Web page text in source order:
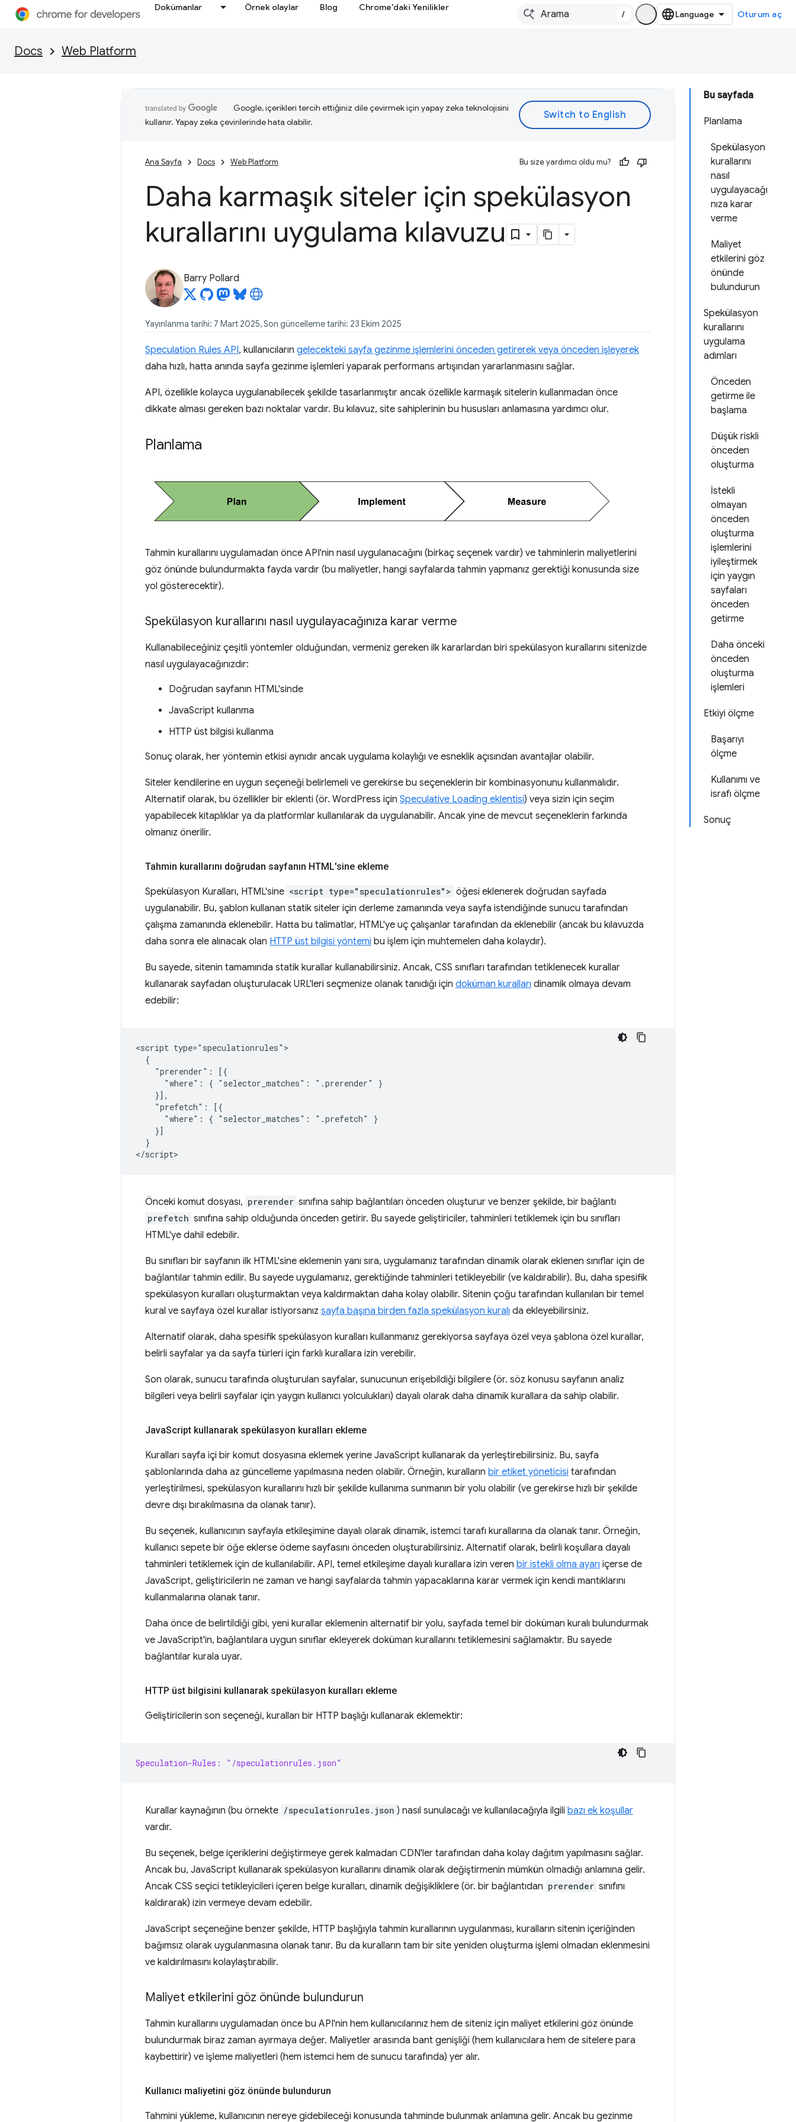
Dokümanlar Örnek olaylar Blog Chrome'daki Yenilikler
/ Oturum aç
Docs Web Platform
Bu sayfada
Planlama
Spekülasyon
kurallarını
nasıl
uygulayacağı
nıza karar
verme
Maliyet
etkilerini göz
önünde
bulundurun
Spekülasyon
kurallarını
uygulama
adımları
Önceden
getirme ile
başlama
Düşük riskli
önceden
oluşturma
İstekli
olmayan
önceden
oluşturma
işlemlerini
iyileştirmek
için yaygın
sayfaları
önceden
getirme
Daha önceki
önceden
oluşturma
işlemleri
Etkiyi ölçme
Başarıyı
ölçme
Kullanımı ve
israfı ölçme
Sonuç
Google, içerikleri tercih ettiğiniz dile çevirmek için yapay zeka teknolojisini
kullanır. Yapay zeka çevirilerinde hata olabilir.
Ana Sayfa Docs Web Platform Bu size yardımcı oldu mu?
Daha karmaşık siteler için spekülasyon
kurallarını uygulama kılavuzu
Barry Pollard
Yayınlanma tarihi: 7 Mart 2025, Son güncelleme tarihi: 23 Ekim 2025
Speculation Rules API, kullanıcıların gelecekteki sayfa gezinme işlemlerini önceden getirerek veya önceden işleyerek
daha hızlı, hatta anında sayfa gezinme işlemleri yaparak performans artışından yararlanmasını sağlar.
API, özellikle kolayca uygulanabilecek şekilde tasarlanmıştır ancak özellikle karmaşık sitelerin kullanmadan önce
dikkate alması gereken bazı noktalar vardır. Bu kılavuz, site sahiplerinin bu hususları anlamasına yardımcı olur.
Planlama
Tahmin kurallarını uygulamadan önce API'nin nasıl uygulanacağını (birkaç seçenek vardır) ve tahminlerin maliyetlerini
göz önünde bulundurmakta fayda vardır (bu maliyetler, hangi sayfalarda tahmin yapmanız gerektiği konusunda size
yol gösterecektir).
Spekülasyon kurallarını nasıl uygulayacağınıza karar verme
Kullanabileceğiniz çeşitli yöntemler olduğundan, vermeniz gereken ilk kararlardan biri spekülasyon kurallarını sitenizde
nasıl uygulayacağınızdır:
Doğrudan sayfanın HTML'sinde
JavaScript kullanma
HTTP üst bilgisi kullanma
Sonuç olarak, her yöntemin etkisi aynıdır ancak uygulama kolaylığı ve esneklik açısından avantajlar olabilir.
Siteler kendilerine en uygun seçeneği belirlemeli ve gerekirse bu seçeneklerin bir kombinasyonunu kullanmalıdır.
Alternatif olarak, bu özellikler bir eklenti (ör. WordPress için Speculative Loading eklentisi) veya sizin için seçim
yapabilecek kitaplıklar ya da platformlar kullanılarak da uygulanabilir. Ancak yine de mevcut seçeneklerin farkında
olmanız önerilir.
Tahmin kurallarını doğrudan sayfanın HTML'sine ekleme
Spekülasyon Kuralları, HTML'sine <script type="speculationrules"> öğesi eklenerek doğrudan sayfada
uygulanabilir. Bu, şablon kullanan statik siteler için derleme zamanında veya sayfa istendiğinde sunucu tarafından
çalışma zamanında eklenebilir. Hatta bu talimatlar, HTML'ye uç çalışanlar tarafından da eklenebilir (ancak bu kılavuzda
daha sonra ele alınacak olan HTTP üst bilgisi yöntemi bu işlem için muhtemelen daha kolaydır).
Bu sayede, sitenin tamamında statik kurallar kullanabilirsiniz. Ancak, CSS sınıfları tarafından tetiklenecek kurallar
kullanarak sayfadan oluşturulacak URL'leri seçmenize olanak tanıdığı için doküman kuralları dinamik olmaya devam
edebilir:
<script type="speculationrules">
  {
    "prerender": [{
      "where": { "selector_matches": ".prerender" }
    }],
    "prefetch": [{
      "where": { "selector_matches": ".prefetch" }
    }]
  }
Önceki komut dosyası, prerender sınıfına sahip bağlantıları önceden oluşturur ve benzer şekilde, bir bağlantı
prefetch sınıfına sahip olduğunda önceden getirir. Bu sayede geliştiriciler, tahminleri tetiklemek için bu sınıfları
HTML'ye dahil edebilir.
Bu sınıfları bir sayfanın ilk HTML'sine eklemenin yanı sıra, uygulamanız tarafından dinamik olarak eklenen sınıflar için de
bağlantılar tahmin edilir. Bu sayede uygulamanız, gerektiğinde tahminleri tetikleyebilir (ve kaldırabilir). Bu, daha spesifik
spekülasyon kuralları oluşturmaktan veya kaldırmaktan daha kolay olabilir. Sitenin çoğu tarafından kullanılan bir temel
kural ve sayfaya özel kurallar istiyorsanız sayfa başına birden fazla spekülasyon kuralı da ekleyebilirsiniz.
Alternatif olarak, daha spesifik spekülasyon kuralları kullanmanız gerekiyorsa sayfaya özel veya şablona özel kurallar,
belirli sayfalar ya da sayfa türleri için farklı kurallara izin verebilir.
Son olarak, sunucu tarafında oluşturulan sayfalar, sunucunun erişebildiği bilgilere (ör. söz konusu sayfanın analiz
bilgileri veya belirli sayfalar için yaygın kullanıcı yolculukları) dayalı olarak daha dinamik kurallara da sahip olabilir.
JavaScript kullanarak spekülasyon kuralları ekleme
Kuralları sayfa içi bir komut dosyasına eklemek yerine JavaScript kullanarak da yerleştirebilirsiniz. Bu, sayfa
şablonlarında daha az güncelleme yapılmasına neden olabilir. Örneğin, kuralların bir etiket yöneticisi tarafından
yerleştirilmesi, spekülasyon kurallarını hızlı bir şekilde kullanıma sunmanın bir yolu olabilir (ve gerekirse hızlı bir şekilde
devre dışı bırakılmasına da olanak tanır).
Bu seçenek, kullanıcının sayfayla etkileşimine dayalı olarak dinamik, istemci tarafı kurallarına da olanak tanır. Örneğin,
kullanıcı sepete bir öğe eklerse ödeme sayfasını önceden oluşturabilirsiniz. Alternatif olarak, belirli koşullara dayalı
tahminleri tetiklemek için de kullanılabilir. API, temel etkileşime dayalı kurallara izin veren bir istekli olma ayarı içerse de
JavaScript, geliştiricilerin ne zaman ve hangi sayfalarda tahmin yapacaklarına karar vermek için kendi mantıklarını
kullanmalarına olanak tanır.
Daha önce de belirtildiği gibi, yeni kurallar eklemenin alternatif bir yolu, sayfada temel bir doküman kuralı bulundurmak
ve JavaScript'in, bağlantılara uygun sınıflar ekleyerek doküman kurallarını tetiklemesini sağlamaktır. Bu sayede
bağlantılar kurala uyar.
HTTP üst bilgisini kullanarak spekülasyon kuralları ekleme
Geliştiricilerin son seçeneği, kuralları bir HTTP başlığı kullanarak eklemektir:
Speculation-Rules: "/speculationrules.json"
Kurallar kaynağının (bu örnekte /speculationrules.json ) nasıl sunulacağı ve kullanılacağıyla ilgili bazı ek koşullar
vardır.
Bu seçenek, belge içeriklerini değiştirmeye gerek kalmadan CDN'ler tarafından daha kolay dağıtım yapılmasını sağlar.
Ancak bu, JavaScript kullanarak spekülasyon kurallarını dinamik olarak değiştirmenin mümkün olmadığı anlamına gelir.
Ancak CSS seçici tetikleyicileri içeren belge kuralları, dinamik değişikliklere (ör. bir bağlantıdan prerender sınıfını
kaldırarak) izin vermeye devam edebilir.
JavaScript seçeneğine benzer şekilde, HTTP başlığıyla tahmin kurallarının uygulanması, kuralların sitenin içeriğinden
bağımsız olarak uygulanmasına olanak tanır. Bu da kuralların tam bir site yeniden oluşturma işlemi olmadan eklenmesini
ve kaldırılmasını kolaylaştırabilir.
Maliyet etkilerini göz önünde bulundurun
Tahmin kurallarını uygulamadan önce bu API'nin hem kullanıcılarınız hem de siteniz için maliyet etkilerini göz önünde
bulundurmak biraz zaman ayırmaya değer. Maliyetler arasında bant genişliği (hem kullanıcılara hem de sitelere para
kaybettirir) ve işleme maliyetleri (hem istemci hem de sunucu tarafında) yer alır.
Kullanıcı maliyetini göz önünde bulundurun
Tahmini yükleme, kullanıcının nereye gidebileceği konusunda tahminde bulunmak anlamına gelir. Ancak bu gezinme